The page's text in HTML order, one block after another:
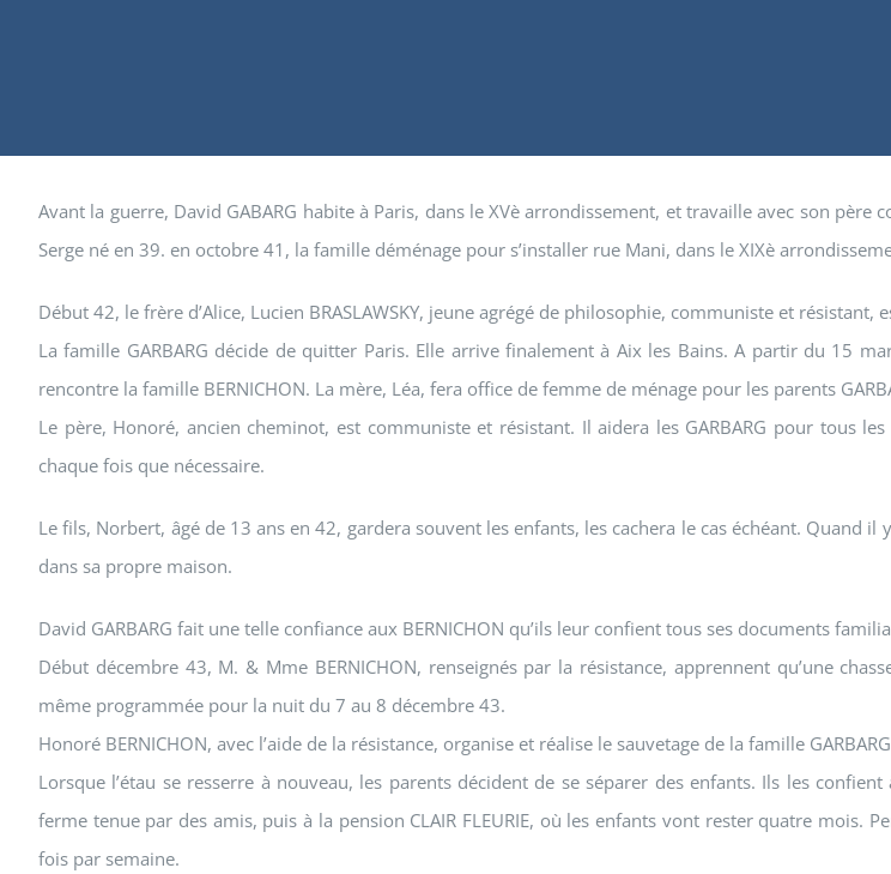
Avant la guerre, David GABARG habite à Paris, dans le XVè arrondissement, et travaille avec son
Serge né en 39. en octobre 41, la famille déménage pour s’installer rue Mani, dans le XIXè
Début 42, le frère d’Alice, Lucien BRASLAWSKY, jeune agrégé de philosophie, communiste et
La famille GARBARG décide de quitter Paris. Elle arrive finalement à Aix les Bains. A partir du 15
rencontre la famille BERNICHON. La mère, Léa, fera office de femme de ménage pour les parents
Le père, Honoré, ancien cheminot, est communiste et résistant. Il aidera les GARBARG pour tous
chaque fois que nécessaire.
Le fils, Norbert, âgé de 13 ans en 42, gardera souvent les enfants, les cachera le cas échéant. Quand
dans sa propre maison.
David GARBARG fait une telle confiance aux BERNICHON qu’ils leur confient tous ses documents
Début décembre 43, M. & Mme BERNICHON, renseignés par la résistance, apprennent qu’une
même programmée pour la nuit du 7 au 8 décembre 43.
Honoré BERNICHON, avec l’aide de la résistance, organise et réalise le sauvetage de la famille
Lorsque l’étau se resserre à nouveau, les parents décident de se séparer des enfants. Ils les
ferme tenue par des amis, puis à la pension CLAIR FLEURIE, où les enfants vont rester quatre mois.
fois par semaine.